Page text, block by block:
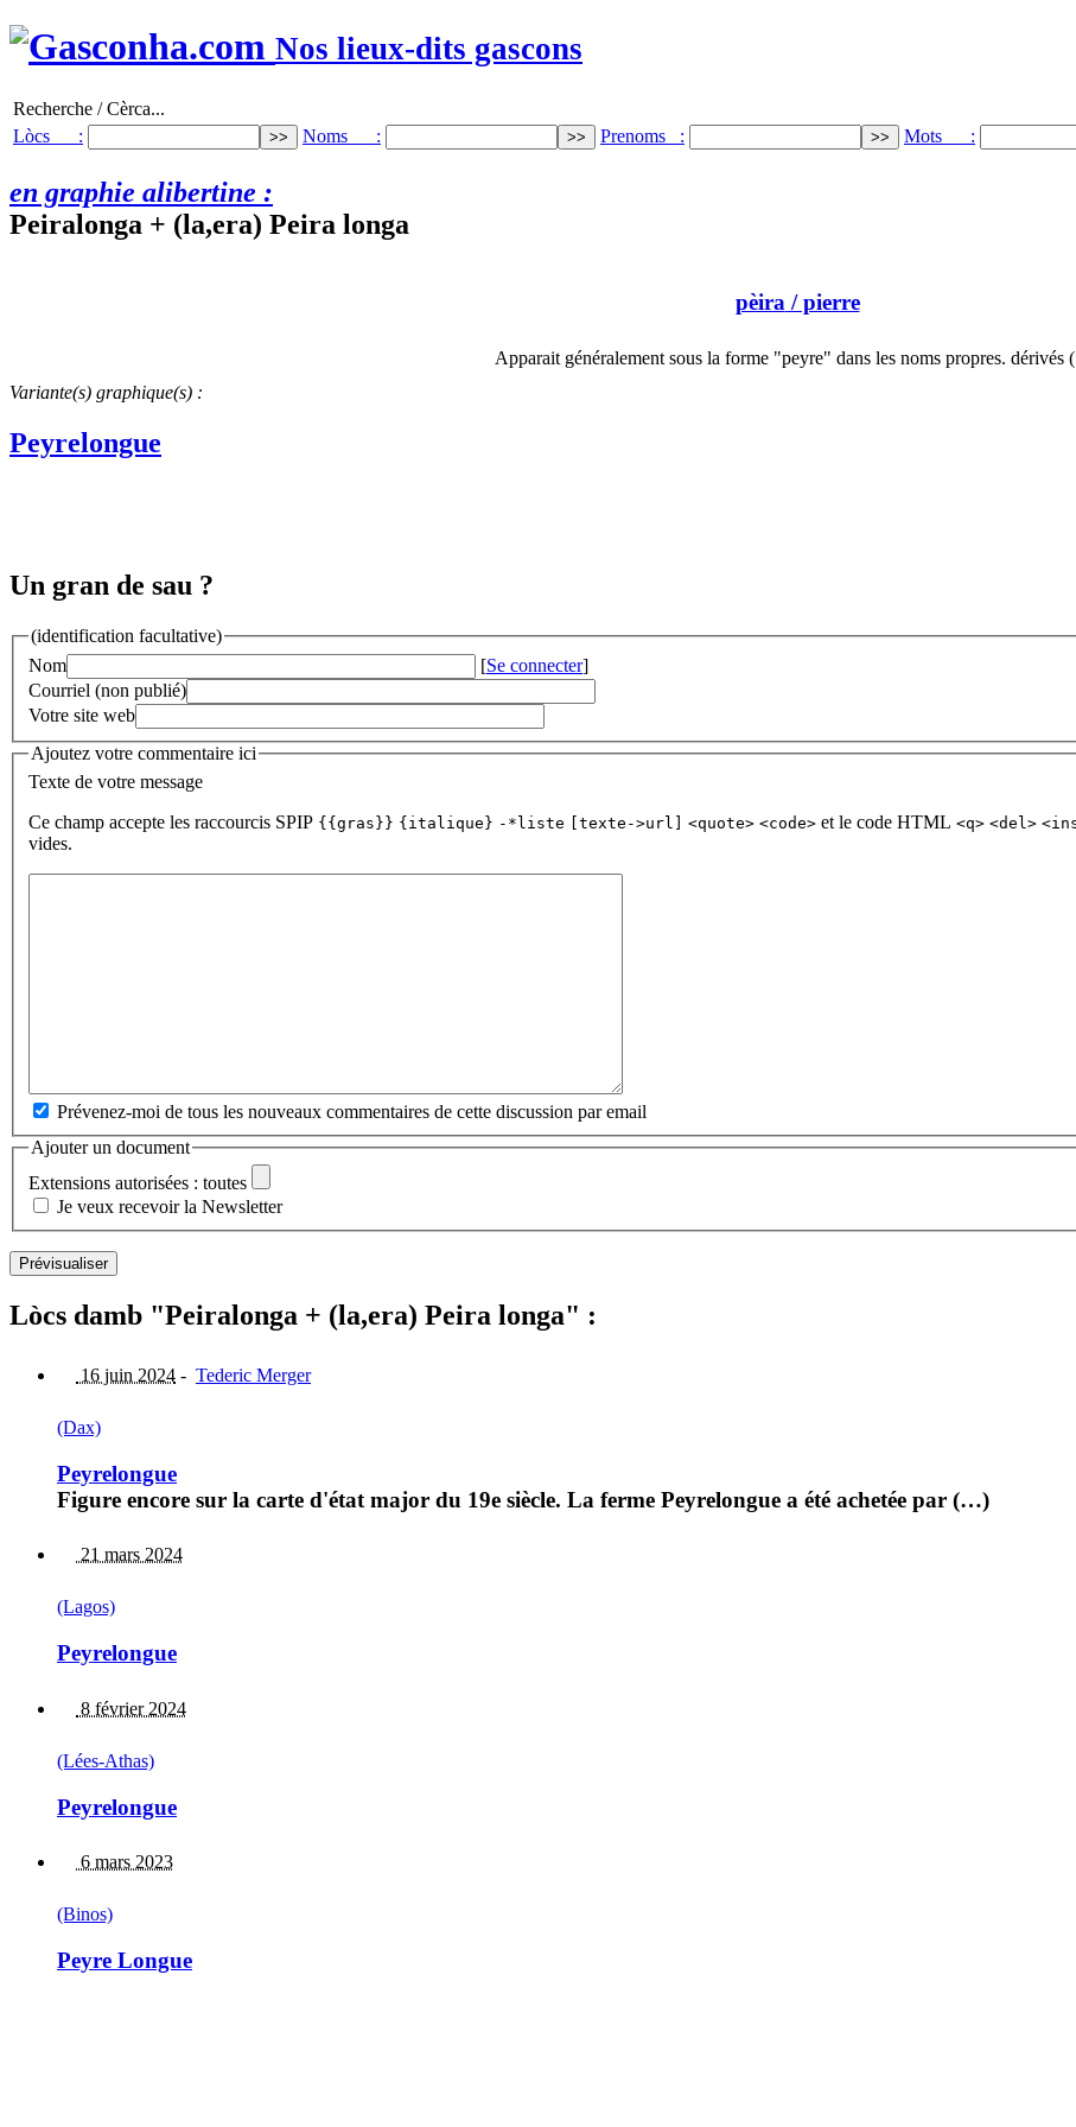
Nos lieux-dits gascons
Recherche / Cèrca...
Lòcs :
Noms : Prenoms : Mots :
en graphie alibertine :
Peiralonga + (la,era) Peira longa
pèira/ pierre
Apparait généralement sous la forme "peyre" dans les noms propres.
Variante(s) graphique(s) :
Peyrelongue
Un gran de sau ?
(identification facultative)
Nom
[Se connecter]
Courriel (non publié)
Votre site web
Ajoutez votre commentaire ici
Texte de votre message
Ce champ accepte les raccourcis SPIP {{gras}} {italique} -*liste [texte->url] <quote> <code> et le code HTML <q> <del>
vides.
Prévenez-moi de tous les nouveaux commentaires de cette discussion par email
Ajouter un document
Extensions autorisées : toutes
Je veux recevoir la Newsletter
Lòcs damb "Peiralonga + (la,era) Peira longa" :
16 juin 2024 - Tederic Merger
(Dax)
Peyrelongue
Figure encore sur la carte d'état major du 19e siècle. La ferme Peyrelongue a été achetée par (…)
21 mars 2024
(Lagos)
Peyrelongue
8 février 2024
(Lées-Athas)
Peyrelongue
6 mars 2023
(Binos)
Peyre Longue